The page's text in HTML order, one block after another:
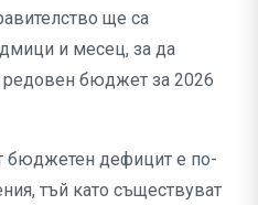
ще са
и месец, за да
редовен бюджет за 2026
бюджетен дефицит е по-
тъй като съществуват